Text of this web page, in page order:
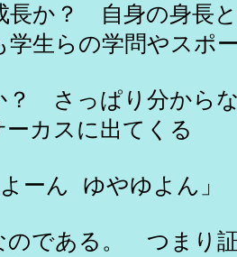
長か？ 自身の身長
生らの学問やスポ
？ さっぱり分から
カスに出てくる
ーん ゆやゆよん」
のである。 つまり